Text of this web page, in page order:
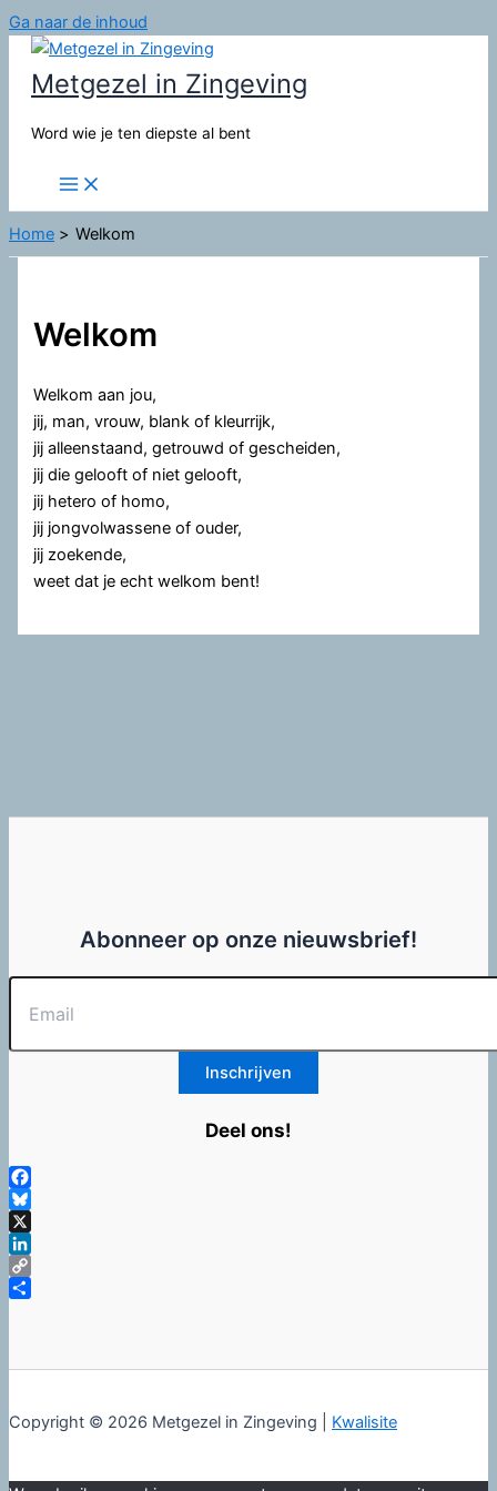
Ga naar de inhoud
Metgezel in Zingeving
Word wie je ten diepste al bent
Home Welkom
Welkom
Welkom aan jou,
jij, man, vrouw, blank of kleurrijk,
jij alleenstaand, getrouwd of gescheiden,
jij die gelooft of niet gelooft,
jij hetero of homo,
jij jongvolwassene of ouder,
jij zoekende,
weet dat je echt welkom bent!
Abonneer op onze nieuwsbrief!
Deel ons!
Copyright © 2026 Metgezel in Zingeving | Kwalisite